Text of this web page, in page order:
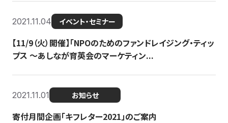
2021.11.04 イベント・セミナー
【11/9（火）開催】「NPOのためのファンドレイジング・ティッ
プス 〜あしなが育英会のマーケティン...
2021.11.01 お知らせ
寄付月間企画「キフレター2021」のご案内